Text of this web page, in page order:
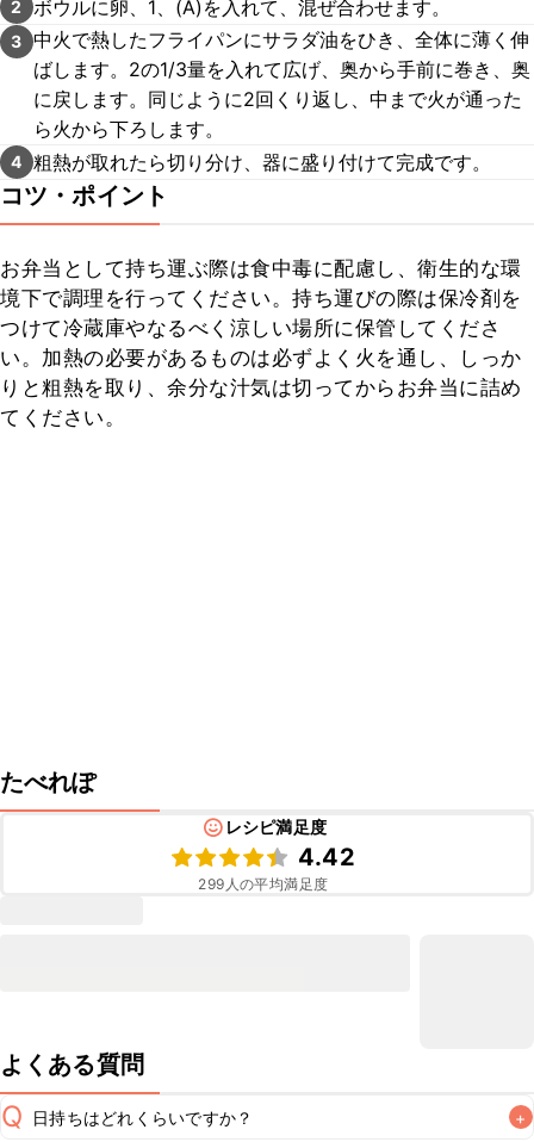
2 ボウルに卵、1、(A)を入れて、混ぜ合わせます。
3 中火で熱したフライパンにサラダ油をひき、全体に薄く伸
ばします。2の1/3量を入れて広げ、奥から手前に巻き、奥
に戻します。同じように2回くり返し、中まで火が通った
ら火から下ろします。
4 粗熱が取れたら切り分け、器に盛り付けて完成です。
コツ・ポイント
お弁当として持ち運ぶ際は食中毒に配慮し、衛生的な環
境下で調理を行ってください。持ち運びの際は保冷剤を
つけて冷蔵庫やなるべく涼しい場所に保管してくださ
い。加熱の必要があるものは必ずよく火を通し、しっか
りと粗熱を取り、余分な汁気は切ってからお弁当に詰め
てください。
たべれぽ
レシピ満足度
4.42
299 人の平均満足度
よくある質問
Q 日持ちはどれくらいですか？
+